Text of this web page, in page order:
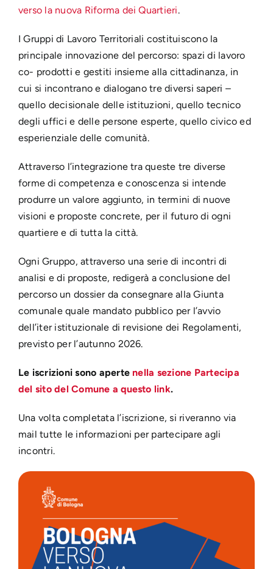
verso la nuova Riforma dei Quartieri.
I Gruppi di Lavoro Territoriali costituiscono la
principale innovazione del percorso: spazi di lavoro
co- prodotti e gestiti insieme alla cittadinanza, in
cui si incontrano e dialogano tre diversi saperi –
quello decisionale delle istituzioni, quello tecnico
degli uffici e delle persone esperte, quello civico ed
esperienziale delle comunità.
Attraverso l’integrazione tra queste tre diverse
forme di competenza e conoscenza si intende
produrre un valore aggiunto, in termini di nuove
visioni e proposte concrete, per il futuro di ogni
quartiere e di tutta la città.
Ogni Gruppo, attraverso una serie di incontri di
analisi e di proposte, redigerà a conclusione del
percorso un dossier da consegnare alla Giunta
comunale quale mandato pubblico per l’avvio
dell’iter istituzionale di revisione dei Regolamenti,
previsto per l’autunno 2026.
Le iscrizioni sono aperte nella sezione Partecipa
del sito del Comune a questo link.
Una volta completata l’iscrizione, si riveranno via
mail tutte le informazioni per partecipare agli
incontri.